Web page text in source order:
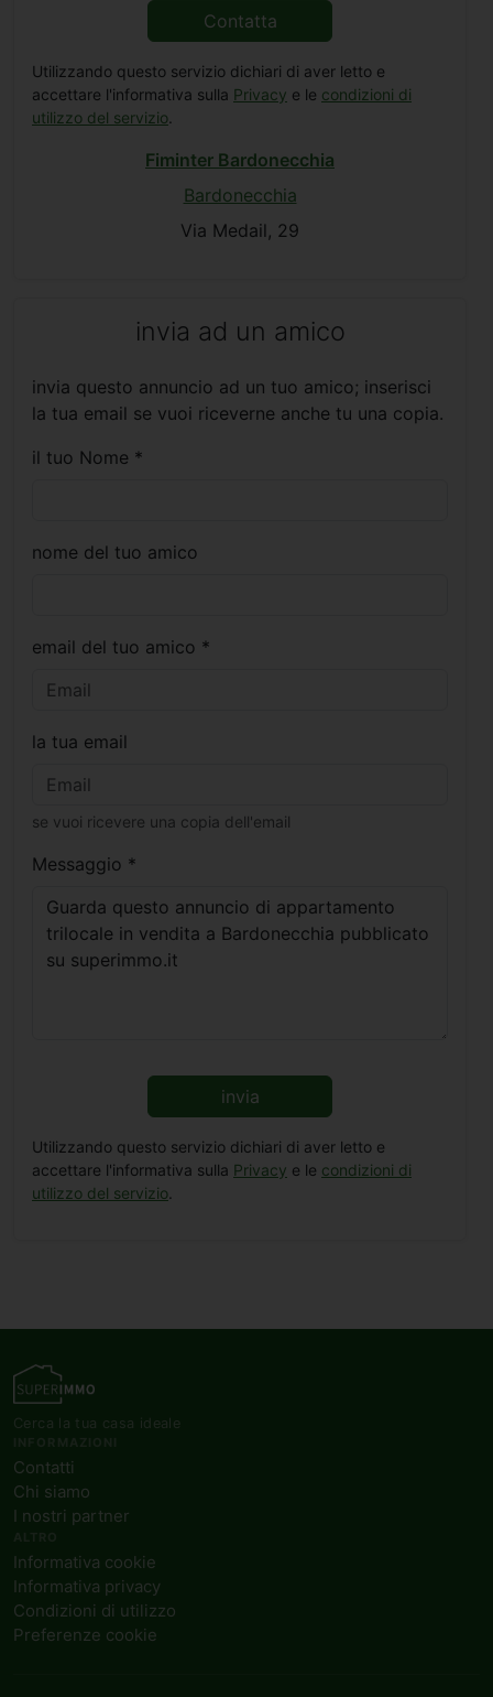
Contatta
Utilizzando questo servizio dichiari di aver letto e
accettare l'informativa sulla Privacy e le condizioni di
utilizzo del servizio
Fiminter Bardonecchia
Bardonecchia
Via Medail, 29
invia ad un amico
invia questo annuncio ad un tuo amico; inserisci
la tua email se vuoi riceverne anche tu una copia.
il tuo Nome *
nome del tuo amico
email del tuo amico *
la tua email
se vuoi ricevere una copia dell'email
Messaggio *
invia
Utilizzando questo servizio dichiari di aver letto e
accettare l'informativa sulla Privacy e le condizioni di
utilizzo del servizio
Cerca la tua casa ideale
Contatti
Chi siamo
I nostri partner
Informativa cookie
Informativa privacy
Condizioni di utilizzo
Preferenze cookie